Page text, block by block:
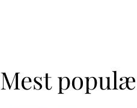
Mest